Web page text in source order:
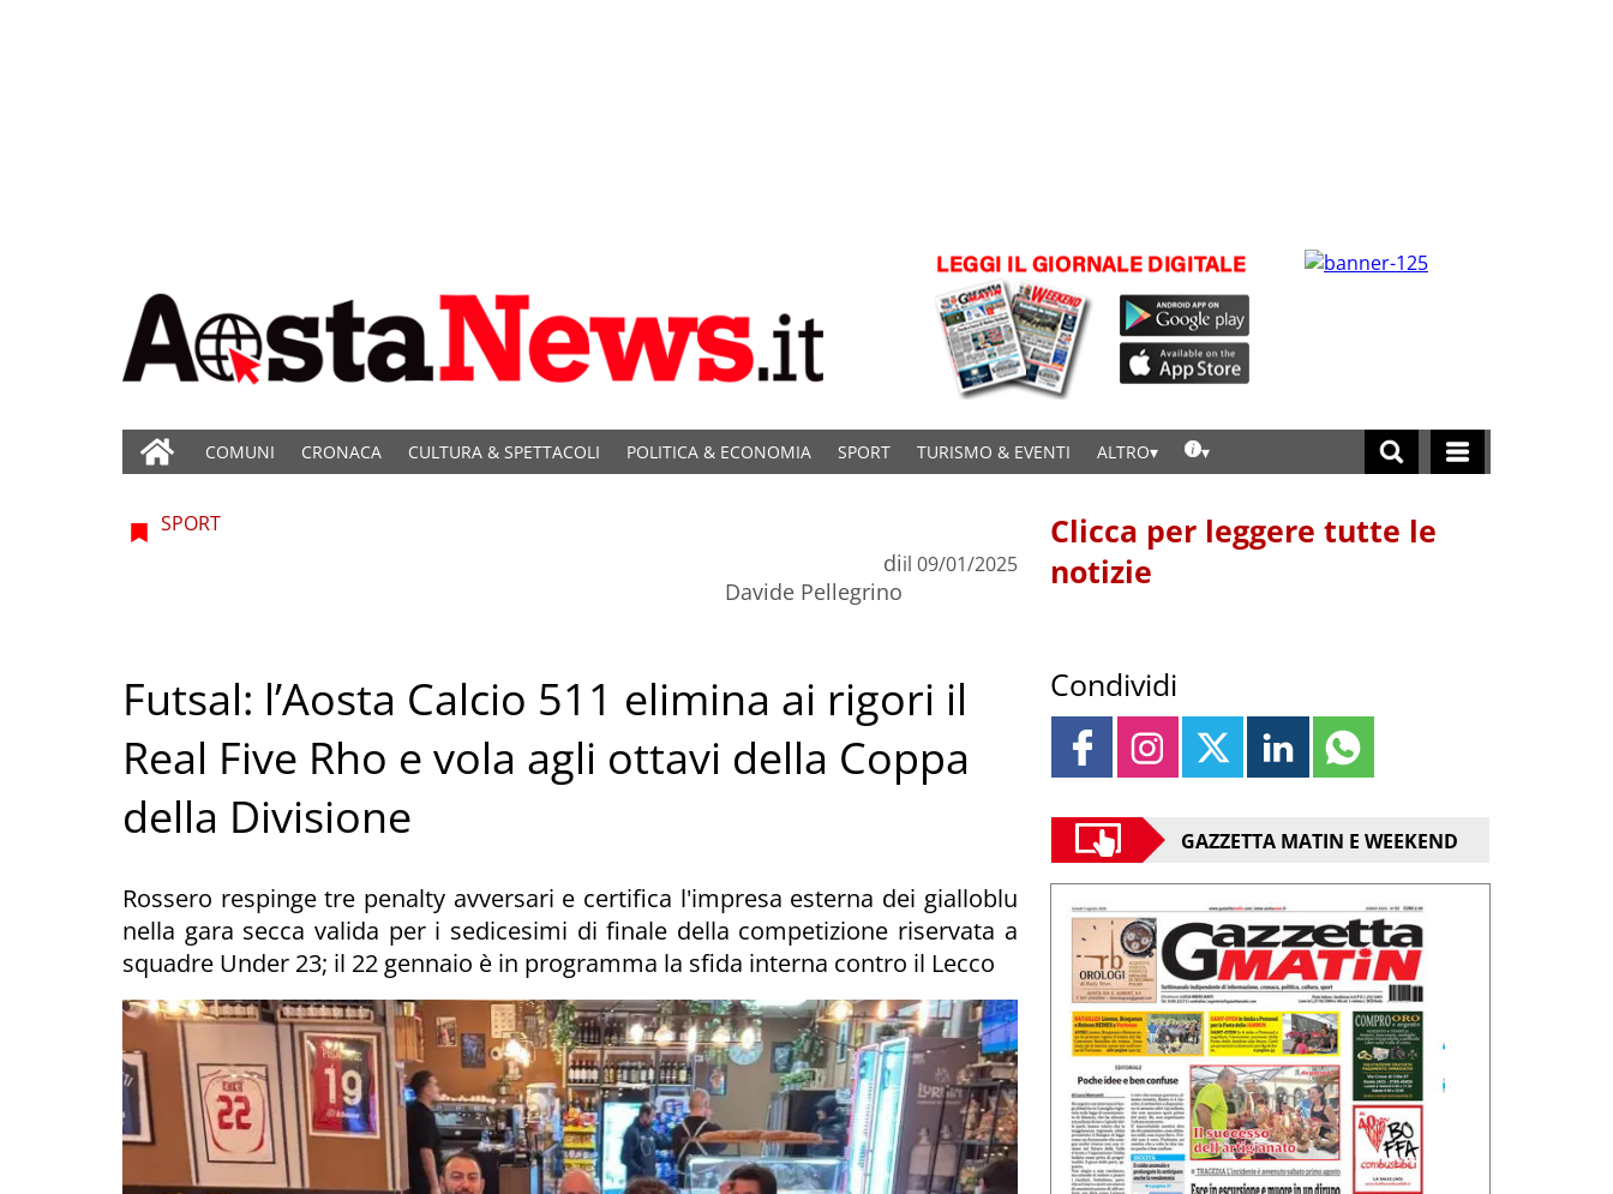
COMUNI CRONACA CULTURA & SPETTACOLI POLITICA & ECONOMIA SPORT TURISMO & EVENTI ALTRO
SPORT
di
Davide Pellegrino
il 09/01/2025
Futsal: l’Aosta Calcio 511 elimina ai rigori il
Real Five Rho e vola agli ottavi della Coppa
della Divisione
Rossero respinge tre penalty avversari e certifica l'impresa esterna dei gialloblu
nella gara secca valida per i sedicesimi di finale della competizione riservata a
squadre Under 23; il 22 gennaio è in programma la sfida interna contro il Lecco
Clicca per leggere tutte le
notizie
Condividi
GAZZETTA MATIN E WEEKEND